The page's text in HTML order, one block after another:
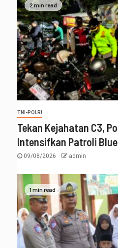
2 min read
TNI-POLRI
Tekan Kejahatan C3,
Intensifkan Patroli
09/08/2026 admin
1 min read